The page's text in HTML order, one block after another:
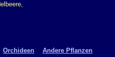
Orchideen Andere Pflanzen